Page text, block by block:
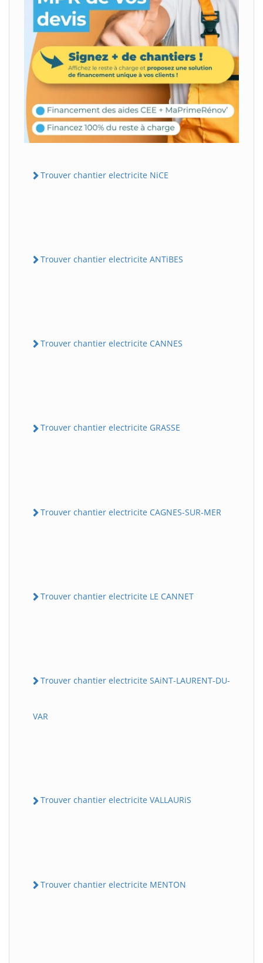
Trouver chantier electricite NiCE
Trouver chantier electricite ANTiBES
Trouver chantier electricite CANNES
Trouver chantier electricite GRASSE
Trouver chantier electricite CAGNES-SUR-MER
Trouver chantier electricite LE CANNET
Trouver chantier electricite SAiNT-LAURENT-DU-
VAR
Trouver chantier electricite VALLAURiS
Trouver chantier electricite MENTON